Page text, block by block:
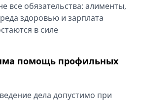
все обязательства: алименты,
здоровью и зарплата
в силе
помощь профильных
дела допустимо при